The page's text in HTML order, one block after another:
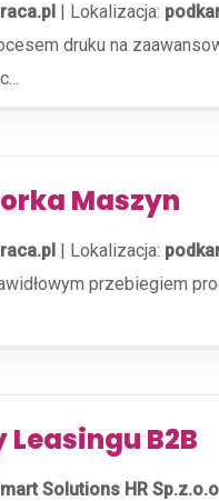
| Lokalizacja:
druku na
Maszyn
| Lokalizacja:
przebiegiem
B2B
Solutions HR